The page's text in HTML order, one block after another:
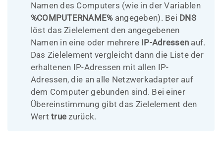
Namen des Computers (wie in der Variablen
%COMPUTERNAME%angegeben). Bei DNS
löst das Zielelement den angegebenen
Namen in eine oder mehrere IP-Adressen auf.
Das Zielelement vergleicht dann die Liste der
erhaltenen IP-Adressen mit allen IP-
Adressen, die an alle Netzwerkadapter auf
dem Computer gebunden sind. Bei einer
Übereinstimmung gibt das Zielelement den
Werttrue zurück.